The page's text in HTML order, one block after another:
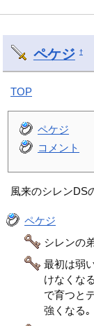
ペケジ †
TOP
ペケジ
コメント
風来のシレンDS
ペケジ
シレンの
最初は弱
けなくな
で育つと
強くなる｡